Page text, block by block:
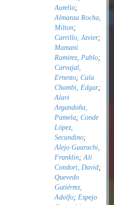
Aurelio;
Almanza Rocha,
Milton;
Carrillo, Javier;
Mamani
Ramirez, Pablo;
Carvajal,
Ernesto; Cala
Chambi, Edgar;
Alavi
Argandoña,
Pamela; Conde
López,
Secundino;
Alejo Guarachi,
Franklin;Ali
Condori, David;
Quevedo
Gutiérrez,
Adolfo; Espejo